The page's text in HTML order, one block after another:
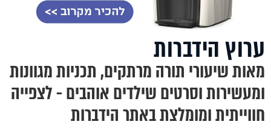
ערוץ הידברות
מאות שיעורי תורה מרתקים, תכניות מגוונות
ומעשירות וסרטים שילדים אוהבים - לצפייה
חווייתית ומומלצת באתר הידברות